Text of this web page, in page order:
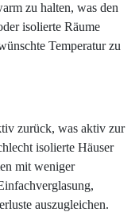
zu halten, was den
isolierte Räume
Temperatur zu
zurück, was aktiv zur
isolierte Häuser
mit weniger
auszugleichen.